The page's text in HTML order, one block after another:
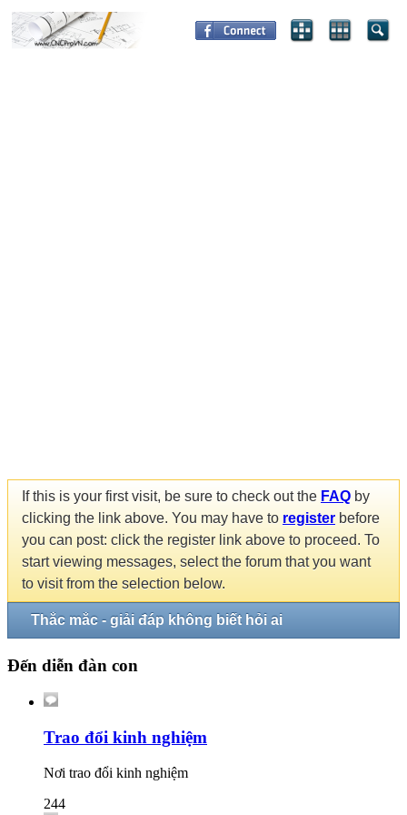
If this is your first visit, be sure to check out the FAQ by
clicking the link above. You may have to register before
you can post: click the register link above to proceed. To
start viewing messages, select the forum that you want
to visit from the selection below.
Thắc mắc - giải đáp không biết hỏi ai
Đến diễn đàn con
Trao đổi kinh nghiệm
Nơi trao đổi kinh nghiệm
244